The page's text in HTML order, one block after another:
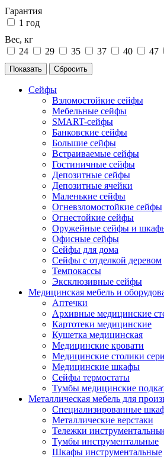
Гарантия
1 год
Вес, кг
24
29 35 37 40 47
Сейфы
Взломостойкие сейфы
Мебельные сейфы
SMART-сейфы
Банковские сейфы
Большие сейфы
Встраиваемые сейфы
Гостиничные сейфы
Депозитные сейфы
Депозитные ячейки
Маленькие сейфы
Огневзломостойкие сейфы
Огнестойкие сейфы
Оружейные сейфы и
Офисные сейфы
Сейфы для дома
Сейфы с отделкой деревом
Темпокассы
Эксклюзивные сейфы
Медицинская мебель и
Аптечки
Архивные медицинские
Картотеки медицинские
Кушетка медицинская
Медицинские кровати
Медицинские столики
Медицинские шкафы
Сейфы термостаты
Тумбы медицинские
Металлическая мебель для
Cпециализированные
Металлические верстаки
Тележки
Тумбы инструментальные
Шкафы инструментальные